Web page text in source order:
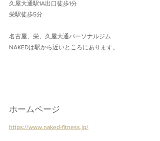
久屋大通駅1A出口徒歩1分
栄駅徒歩5分
名古屋、栄、久屋大通パーソナルジム
NAKEDは駅から近いところにあります。
ホームページ
https://www.naked-fitness.jp/